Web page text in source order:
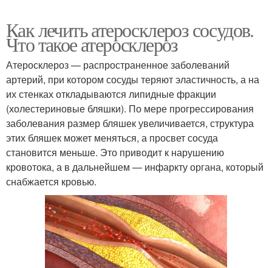
Как лечить атеросклероз сосудов.
Что такое атеросклероз
Атеросклероз — распространенное заболеваний
артерий, при котором сосуды теряют эластичность, а на
их стенках откладываются липидные фракции
(холестериновые бляшки). По мере прогрессирования
заболевания размер бляшек увеличивается, структура
этих бляшек может меняться, а просвет сосуда
становится меньше. Это приводит к нарушению
кровотока, а в дальнейшем — инфаркту органа, который
снабжается кровью.